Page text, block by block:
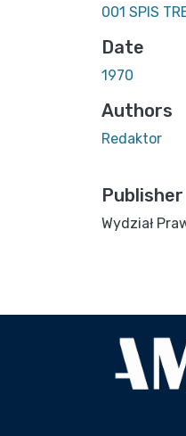
001 SPIS
Date
1970
Authors
Redaktor
Publisher
Wydział